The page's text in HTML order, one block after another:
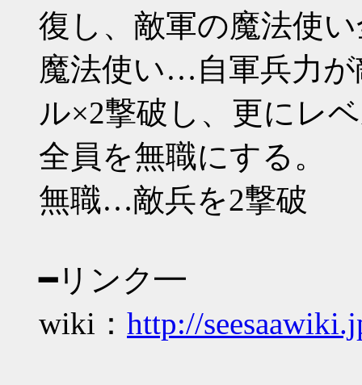
復し、敵軍の魔法使
魔法使い…自軍兵力
ル×2撃破し、更にレ
全員を無職にする。
無職…敵兵を2撃破
━リンク━
wiki： http://